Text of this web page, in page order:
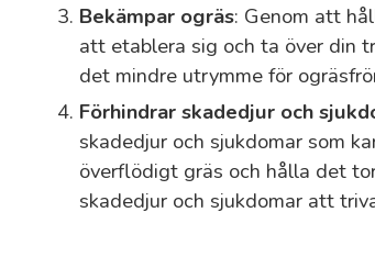
Bekämpar ogräs: Genom att
att etablera sig och ta över din
det mindre utrymme för
Förhindrar skadedjur och
skadedjur och sjukdomar som
överflödigt gräs och hålla det
skadedjur och sjukdomar att